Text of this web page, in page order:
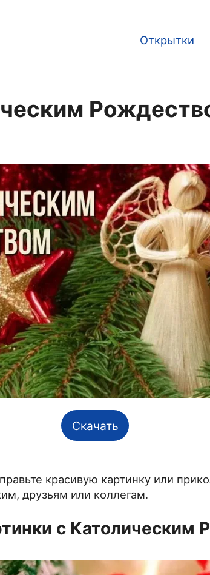
Открытки
Скачать
красивую картинку или
друзьям или коллегам.
с Католическим